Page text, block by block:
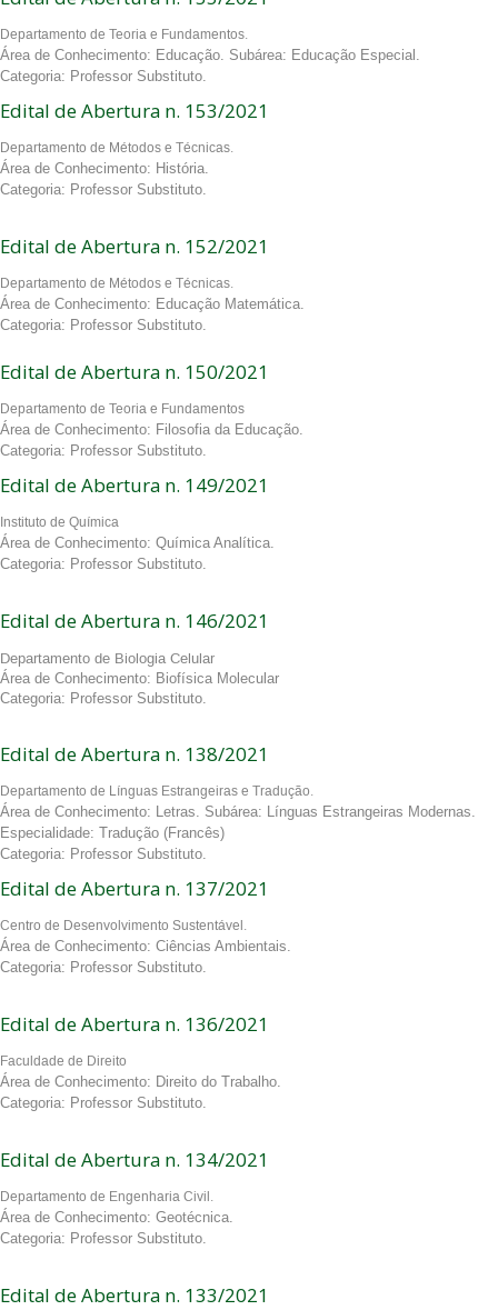
Departamento de Teoria e Fundamentos.
Área de Conhecimento: Educação. Subárea: Educação Especial.
Categoria: Professor Substituto.
Edital de Abertura n. 153/2021
Departamento de Métodos e Técnicas.
Área de Conhecimento: História.
Categoria: Professor Substituto.
Edital de Abertura n. 152/2021
Departamento de Métodos e Técnicas.
Área de Conhecimento: Educação Matemática.
Categoria: Professor Substituto.
Edital de Abertura n. 150/2021
Departamento de Teoria e Fundamentos
Área de Conhecimento: Filosofia da Educação.
Categoria: Professor Substituto.
Edital de Abertura n. 149/2021
Instituto de Química
Área de Conhecimento: Química Analítica.
Categoria: Professor Substituto.
Edital de Abertura n. 146/2021
Departamento de Biologia Celular
Área de Conhecimento: Biofísica Molecular
Categoria: Professor Substituto.
Edital de Abertura n. 138/2021
Departamento de Línguas Estrangeiras e Tradução.
Área de Conhecimento: Letras. Subárea: Línguas Estrangeiras Modernas.
Especialidade: Tradução (Francês)
Categoria: Professor Substituto.
Edital de Abertura n. 137/2021
Centro de Desenvolvimento Sustentável.
Área de Conhecimento: Ciências Ambientais.
Categoria: Professor Substituto.
Edital de Abertura n. 136/2021
Faculdade de Direito
Área de Conhecimento: Direito do Trabalho.
Categoria: Professor Substituto.
Edital de Abertura n. 134/2021
Departamento de Engenharia Civil.
Área de Conhecimento: Geotécnica.
Categoria: Professor Substituto.
Edital de Abertura n. 133/2021